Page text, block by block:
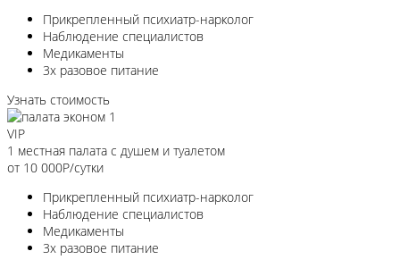
Прикрепленный психиатр-нарколог
Наблюдение специалистов
Медикаменты
3х разовое питание
Узнать стоимость
VIP
1 местная палата с душем и туалетом
от 10 000Р/сутки
Прикрепленный психиатр-нарколог
Наблюдение специалистов
Медикаменты
3х разовое питание